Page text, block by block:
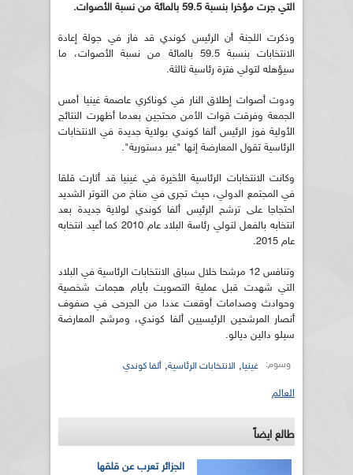
التي جرت مؤخرا بنسبة 59.5 بالمائة من نسبة الأصوات
.
وذكرت اللجنة أن الرئيس كوندي قد فاز في جولة إعادة
الانتخابات بنسبة 59.5 بالمائة من نسبة الأصوات، ما
سيؤهله لتولي فترة رئاسية ثالثة.
ودوت أصوات إطلاق النار في كوناكري عاصمة غينيا أمس
الجمعة وفرقت قوات الأمن محتجين بعدما أظهرت النتائج
الأولية فوز الرئيس ألفا كوندي بولاية جديدة في الانتخابات
الرئاسية تقول المعارضة إنها "غير دستورية".
وكانت الانتخابات الرئاسية الأخيرة في غينيا قد أثارت قلقا
في المجتمع الدولي، حيث تجرى في مناخ من التوتر الشديد
احتجاجا على ترشح الرئيس ألفا كوندي لولاية جديدة بعد
انتخابه بالفعل لتولي رئاسة البلاد عام 2010 كما أعيد انتخابه
عام 2015.
وتنافس 12 مرشحا خلال سباق الانتخابات الرئاسية في البلاد
التي شهدت قبل عملية التصويت بأيام هجمات شخصية
وحوادث وصدامات أوقعت عددا من الجرحى في صفوف
أنصار المرشحين الرئيسيين ألفا كوندي، ومرشح المعارضة
سيلو دالين ديالو.
وسوم: غينيا, الانتخابات الرئاسية, ألفا كوندي
العالم
طالع ايضاً
الجزائر تعرب عن قلقها